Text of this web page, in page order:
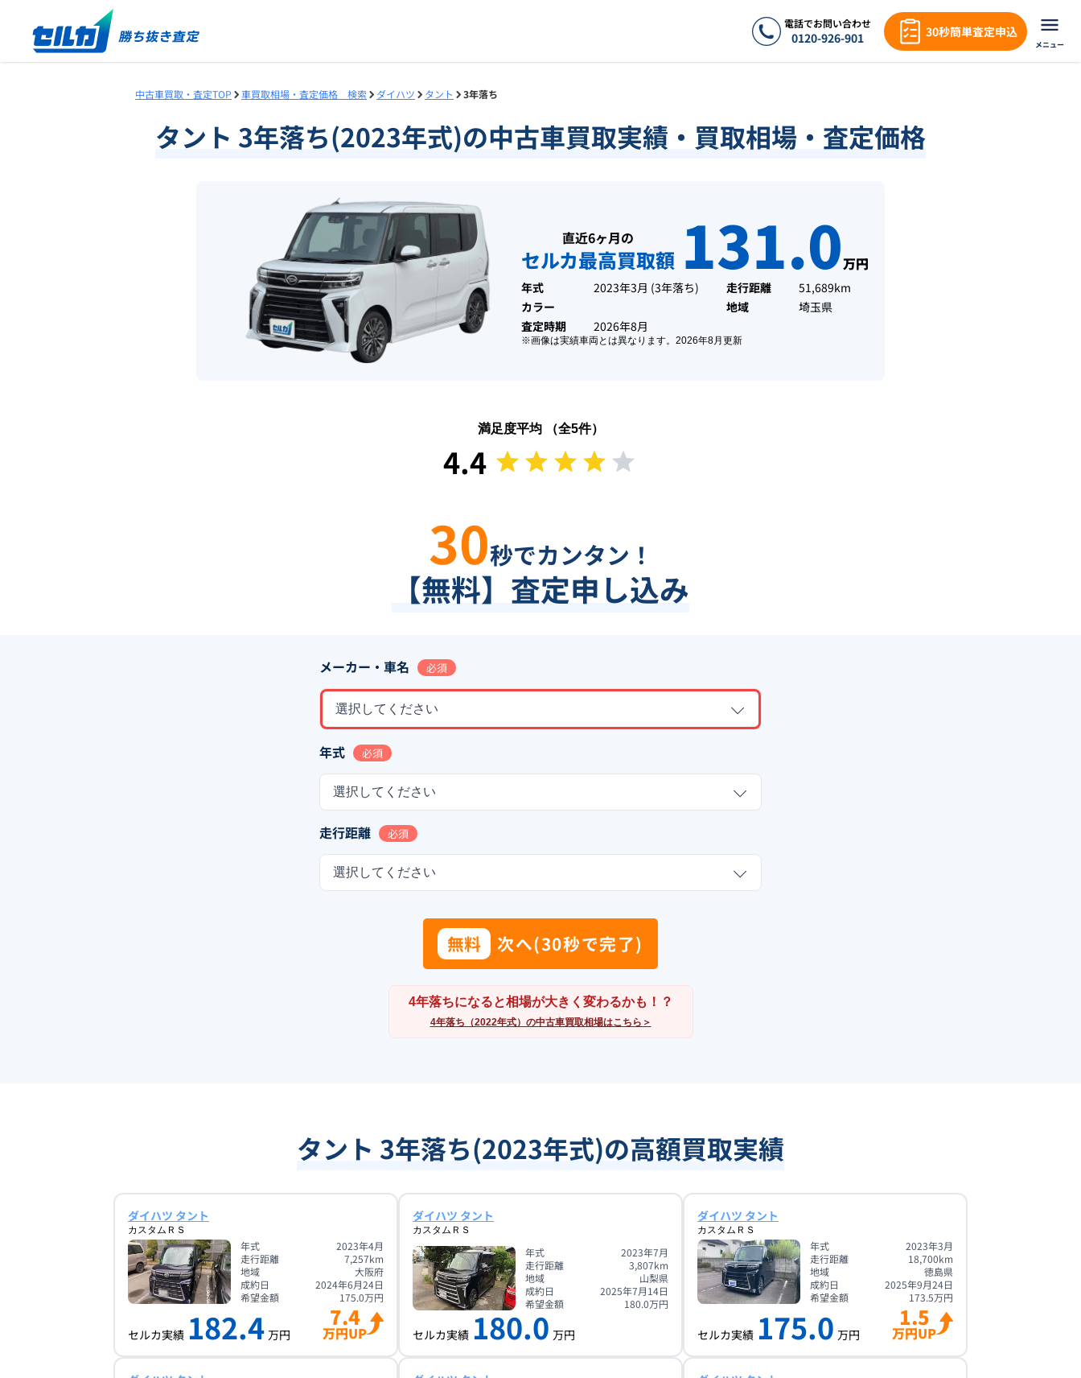
電話でお問い合わせ
0120-926-901 30秒簡単査定申込
メニュー
中古車買取・査定TOP 車買取相場・査定価格 検索 ダイハツ タント 3年落ち
タント 3年落ち(2023年式)の中古車買取実績・買取相場・査定価格
直近6ヶ月の
セルカ最高買取額 131.0万円
年式 2023年3月 (3年落ち) 走行距離
51,689km
カラー
地域
埼玉県
査定時期
2026年8月
※画像は実績車両とは異なります。 2026年8月 更新
満足度平均 （全5件）
4.4
30秒でカンタン！
【無料】査定申し込み
メーカー・車名 必須
選択してください
年式 必須
選択してください
走行距離 必須
選択してください
無料 次へ(30秒で完了)
4年落ちになると相場が大きく変わるかも！？
4年落ち（2022年式）の中古車買取相場はこちら＞
タント 3年落ち(2023年式)の高額買取実績
ダイハツ タント
カスタムＲＳ
年式
2023年4月
走行距離
7,257km
地域
大阪府
成約日
2024年6月24日
希望金額
175.0万円
セルカ実績 182.4 万円
7.4
万円UP
ダイハツ タント
カスタムＲＳ
年式
2023年7月
走行距離
3,807km
地域
山梨県
成約日
2025年7月14日
希望金額
180.0万円
セルカ実績 180.0 万円
ダイハツ タント
カスタムＲＳ
年式
2023年3月
走行距離
18,700km
地域
徳島県
成約日
2025年9月24日
希望金額
173.5万円
セルカ実績 175.0 万円
1.5
万円UP